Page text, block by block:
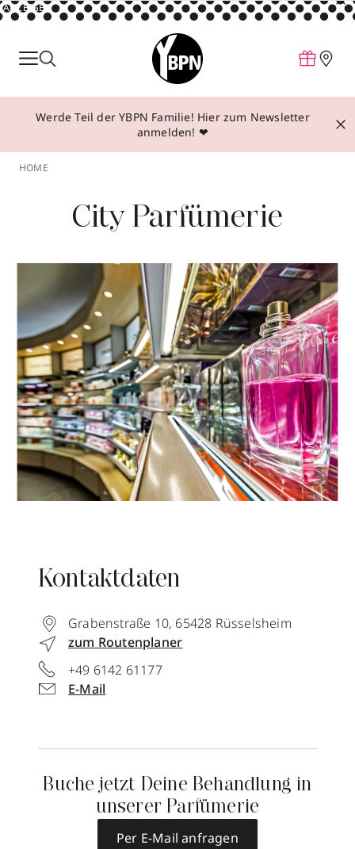
ANZEIGE
Parfum
Make-up
Behandlungen
Über YBPN
Aktionen
Storefinder
Werde Teil der YBPN Familie! Hier zum Newsletter
anmelden! ❤
HOME
City Parfümerie
Kontaktdaten
Grabenstraße 10, 65428 Rüsselsheim
zum Routenplaner
+49 6142 61177
E-Mail
Buche jetzt Deine Behandlung in
unserer Parfümerie
Per E-Mail anfragen